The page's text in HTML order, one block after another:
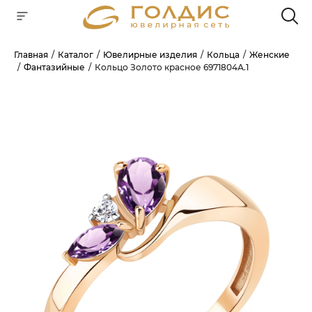
Главная Каталог Ювелирные изделия Кольца
Женские
Фантазийные
Кольцо Золото красное 6971804А.1
Для клиентов всех банков
БЕЗ ПЕРЕПЛАТ
ГРАФИК ПЛАТЕЖЕЙ